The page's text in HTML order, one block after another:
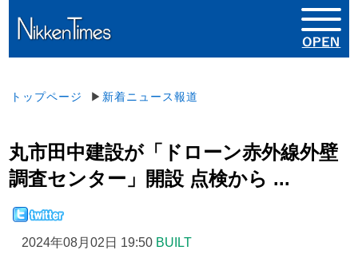
トップページ ▶ 新着ニュース報道
丸市田中建設が「ドローン赤外線外壁
調査センター」開設 点検から ...
2024年08月02日 19:50 BUILT